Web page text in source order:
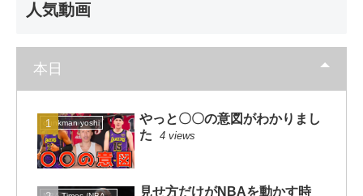
人気動画
本日
dunkman yoshi
やっと〇〇の意図がわかりまし
た
4 views
見せ方だけがNBAを動かす時